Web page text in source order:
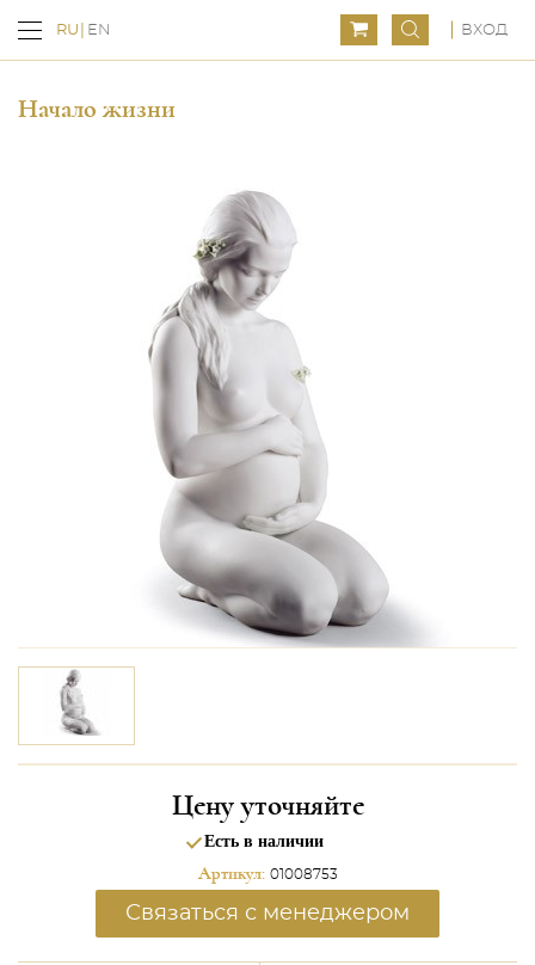
RU EN ВХОД
Начало жизни
Цену уточняйте
Есть в наличии
Артикул: 01008753
Связаться с менеджером